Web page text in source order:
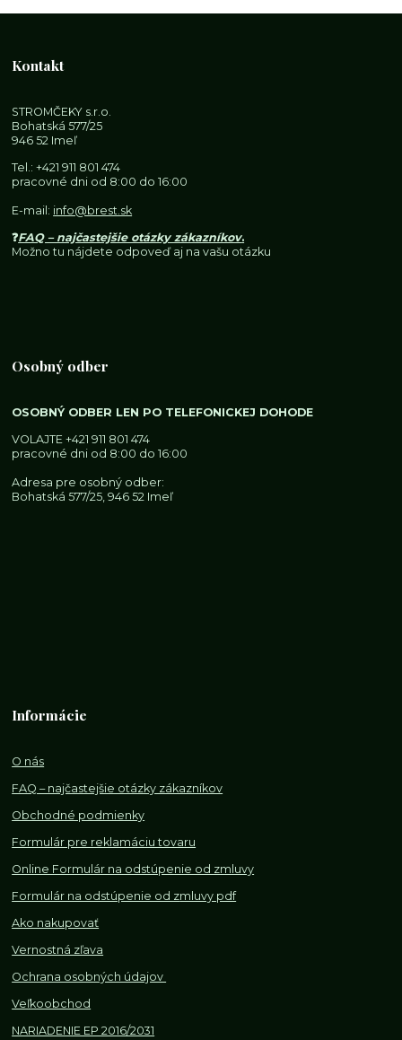
Kontakt
STROMČEKY s.r.o.
Bohatská 577/25
946 52 Imeľ
Tel.:+421 911 801 474
pracovné dni od 8:00 do 16:00
E-mail: info@brest.sk
❓FAQ – najčastejšie otázky zákazníkov.
Možno tu nájdete odpoveď aj na vašu otázku
Osobný odber
OSOBNÝ ODBER LEN PO TELEFONICKEJ DOHODE
VOLAJTE+421 911 801 474
pracovné dni od 8:00 do 16:00
Adresa pre osobný odber:
Bohatská 577/25, 946 52 Imeľ
Informácie
O nás
FAQ – najčastejšie otázky zákazníkov
Obchodné podmienky
Formulár pre reklamáciu tovaru
Online Formulár na odstúpenie od zmluvy
Formulár na odstúpenie od zmluvy pdf
Ako nakupovať
Vernostná zľava
Ochrana osobných údajov
Veľkoobchod
NARIADENIE EP 2016/2031